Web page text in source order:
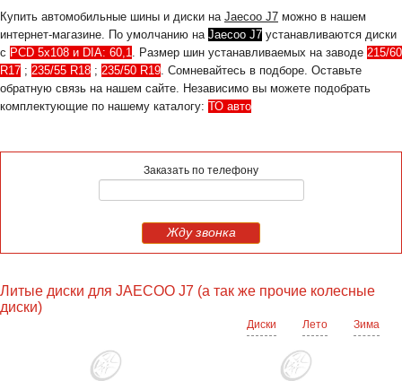
Купить автомобильные шины и диски на Jaecoo J7 можно в нашем
интернет-магазине. По умолчанию на Jaecoo J7 устанавливаются диски
с PCD 5x108 и DIA: 60,1. Размер шин устанавливаемых на заводе 215/60
R17 ; 235/55 R18 ; 235/50 R19. Сомневайтесь в подборе. Оставьте
обратную связь на нашем сайте. Независимо вы можете подобрать
комплектующие по нашему каталогу: ТО авто
Заказать по телефону
Жду звонка
Литые диски для JAECOO J7 (а так же прочие колесные
диски)
Диски Лето Зима